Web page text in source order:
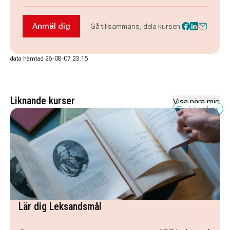
Anmäl dig till Måla med olja och akvarell!
Anmäl dig Gå tillsammans, dela kursen:
data hämtad 26-08-07 23.15
Liknande kurser Visa nära mig
Få platser kvar
Lär dig Leksandsmål